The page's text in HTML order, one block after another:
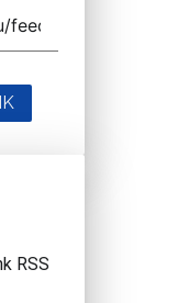
RSS